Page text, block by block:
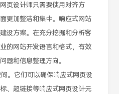
页设计师只需要使用对齐方
更加整洁和集中。响应式网站
设方案。在充分挖掘和分析客
的网站开发语言和格式，有效
题和信息整理方向。
它们可以确保响应式网页设
、超链接等响应式网页设计元